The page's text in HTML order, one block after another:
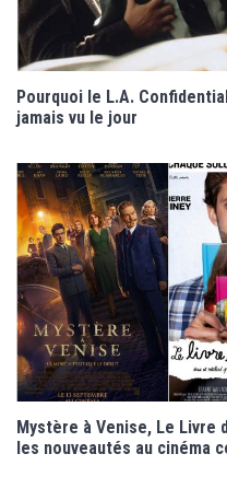
Pourquoi le L.A.
jamais vu le jour
Mystère à Venise, Le
les nouveautés au cinéma